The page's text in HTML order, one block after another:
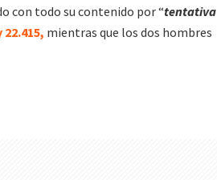
con todo su contenido por “tentativa
22.415, mientras que los dos hombres